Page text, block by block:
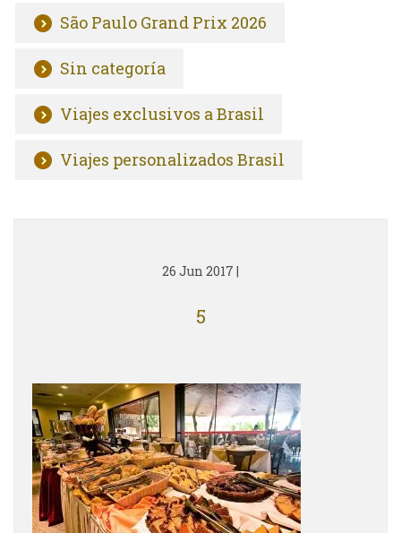
São Paulo Grand Prix 2026
Sin categoría
Viajes exclusivos a Brasil
Viajes personalizados Brasil
26 Jun 2017 |
5